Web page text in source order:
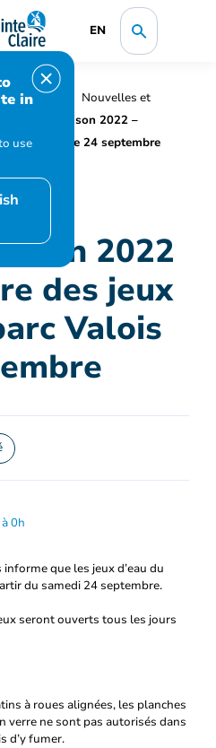
EN
in
use
Nouvelles et
Fin de la saison 2022 –
parc Valois le 24 septembre
2022
des jeux
Valois
0h
que les jeux d’eau du
du samedi 24 septembre.
seront ouverts tous les jours
à roues alignées, les planches
verre ne sont pas autorisés dans
d’y fumer.